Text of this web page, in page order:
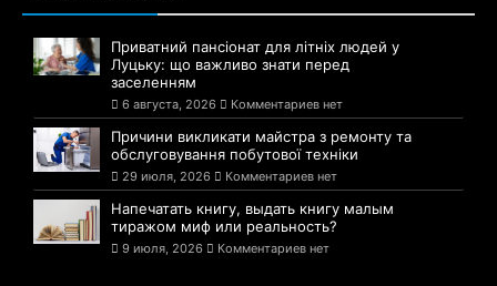
Приватний пансіонат для літніх людей у
Луцьку: що важливо знати перед
заселенням
6 августа, 2026 Комментариев нет
Причини викликати майстра з ремонту та
обслуговування побутової техніки
29 июля, 2026 Комментариев нет
Напечатать книгу, выдать книгу малым
тиражом миф или реальность?
9 июля, 2026 Комментариев нет